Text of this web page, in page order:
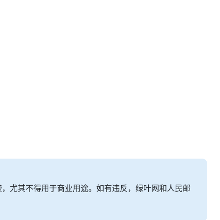
尤其不得用于商业用途。如有违反，绿叶网和人民邮